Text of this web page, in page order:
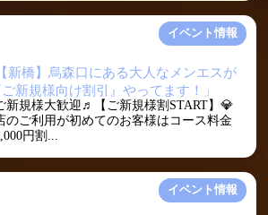
イベント情報
新橋】烏森口にある大人なメンエスが
ご新規様向け割引』やってます！」
新規様大歓迎♬【ご新規様割START】💎
のご利用が初めてのお客様はコース料金
円割...
イベント情報